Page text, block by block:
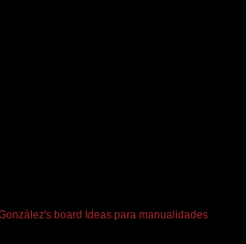
board Ideas para manualidades